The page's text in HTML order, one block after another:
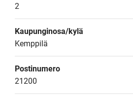
2
Kaupunginosa/kylä
Kemppilä
Postinumero
21200